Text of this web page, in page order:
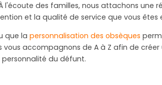
l'écoute des familles, nous attachons une
et la qualité de service que vous êtes
que la personnalisation des obsèques
vous accompagnons de A à Z afin de
du défunt.